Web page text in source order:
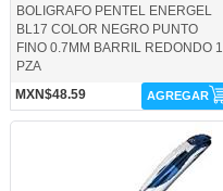
BOLIGRAFO PENTEL ENERGEL
BL17 COLOR NEGRO PUNTO
FINO 0.7MM BARRIL REDONDO 1
PZA
MXN$48.59
AGREGAR